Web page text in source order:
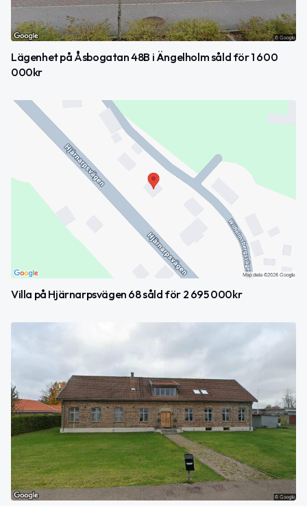
Lägenhet på Åsbogatan 48B i Ängelholm såld för 1 600
000kr
Villa på Hjärnarpsvägen 68 såld för 2 695 000kr